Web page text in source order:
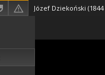
Józef Dziekoński (1844